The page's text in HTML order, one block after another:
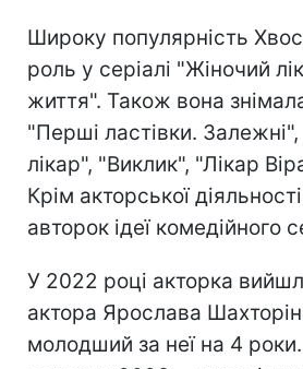
Широку популярність
роль у серіалі "Жіночий
життя". Також вона
"Перші ластівки.
лікар", "Виклик", "Лікар
Крім акторської
авторок ідеї комедійного
У 2022 році акторка
актора Ярослава
молодший за неї на 4